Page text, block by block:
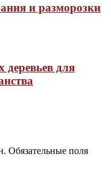
и разморозки
деревьев для
Обязательные поля